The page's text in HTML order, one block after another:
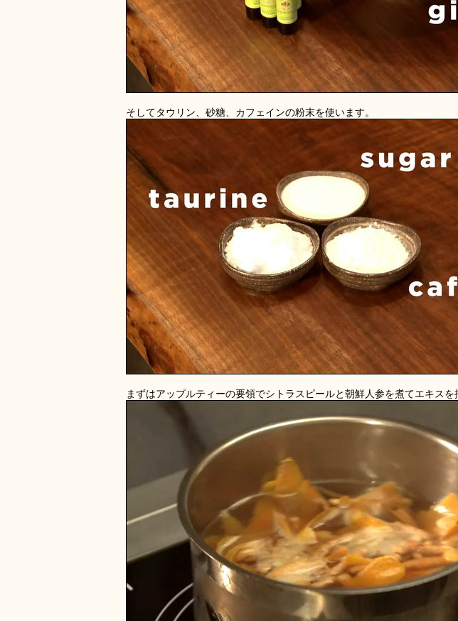
そしてタウリン、砂糖、カフェインの粉末を使います。
まずはアップルティーの要領でシトラスピールと朝鮮人参を煮てエキスを